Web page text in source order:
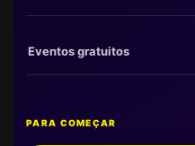
Eventos gratuitos
PARA COMEÇAR